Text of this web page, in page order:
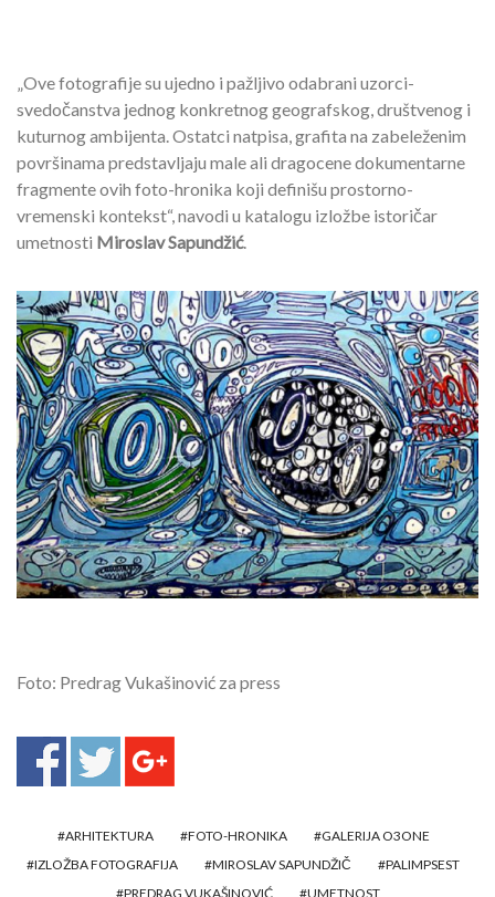
„Ove fotografije su ujedno i pažljivo odabrani uzorci-
svedočanstva jednog konkretnog geografskog, društvenog i
kuturnog ambijenta. Ostatci natpisa, grafita na zabeleženim
površinama predstavljaju male ali dragocene dokumentarne
fragmente ovih foto-hronika koji definišu prostorno-
vremenski kontekst“, navodi u katalogu izložbe istoričar
umetnosti Miroslav Sapundžić.
Foto: Predrag Vukašinović za press
ARHITEKTURA FOTO-HRONIKA
GALERIJA O3ONE
IZLOŽBA FOTOGRAFIJA
MIROSLAV SAPUNDŽIČ
PALIMPSEST
PREDRAG VUKAŠINOVIĆ
UMETNOST